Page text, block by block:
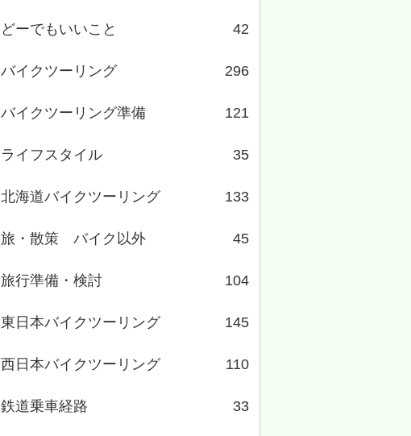
どーでもいいこと 42
バイクツーリング 296
バイクツーリング準備 121
ライフスタイル 35
北海道バイクツーリング 133
旅・散策 バイク以外 45
旅行準備・検討 104
東日本バイクツーリング 145
西日本バイクツーリング 110
鉄道乗車経路 33